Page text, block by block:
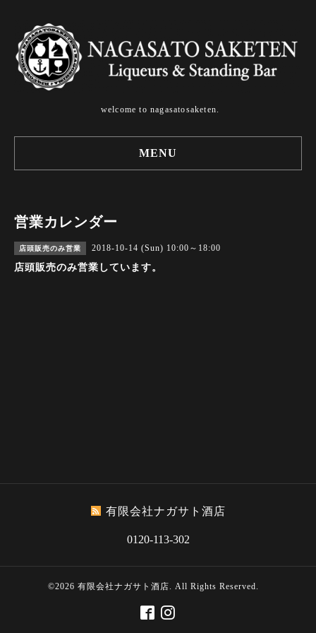
welcome to nagasatosaketen.
MENU
営業カレンダー
店頭販売のみ営業 2018-10-14 (Sun) 10:00～18:00
店頭販売のみ営業しています。
有限会社ナガサト酒店
0120-113-302
©2026 有限会社ナガサト酒店. All Rights Reserved.